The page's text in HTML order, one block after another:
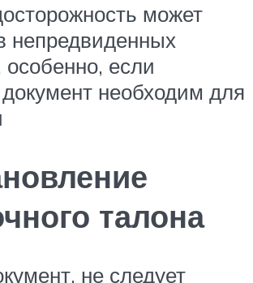
может
непредвиденных
особенно, если
необходим для
талона
не следует